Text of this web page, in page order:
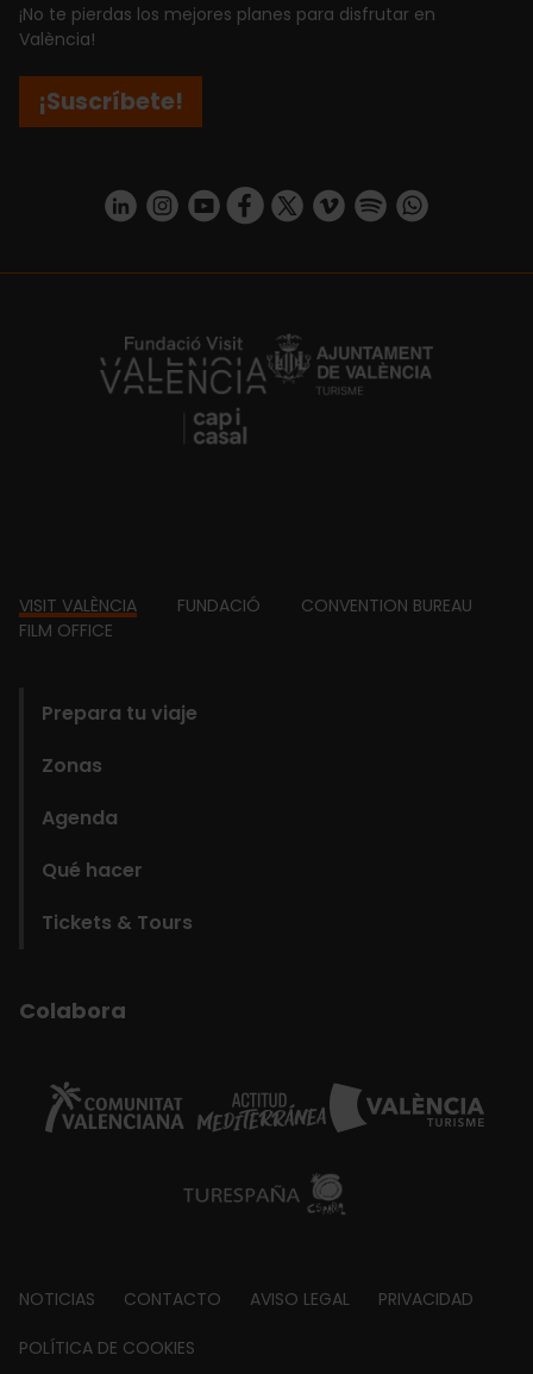
¡No te pierdas los mejores planes para disfrutar en
València!
¡Suscríbete!
https://www.linkedin.com/company/turismo-valencia/mycompany/
https://www.instagram.com/visit_valencia/
https://www.youtube.com/user/
https://www.facebook.com/
https://twitter.com/
https://vimeo.com/
https://https://api.whatsapp.com/
https://fundacion.visitvalencia.com/
Footer
VISIT VALÈNCIA FUNDACIÓ
CONVENTION BUREAU
FILM OFFICE
Prepara tu viaje
Zonas
Agenda
Qué hacer
Tickets & Tours
Colabora
Footer
about
NOTICIAS CONTACTO AVISO LEGAL PRIVACIDAD
POLÍTICA DE COOKIES